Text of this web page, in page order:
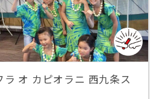
オ カピオラニ 西九条ス